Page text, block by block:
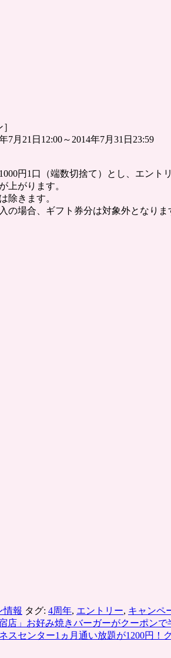
7月21日12:00～2014年7月31日23:59
円1口（端数切捨て）とし、エント
上がります。
除きます。
の場合、ギフト券分は対象外となりま
情報 タグ: 4周年, エントリー, キャンペ
店」お好み焼きバーガーがクーポンで
スセンター1ヵ月通い放題が1200円！